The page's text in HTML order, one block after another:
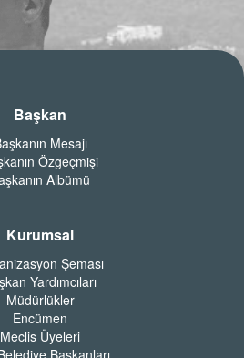
Başkan
Mesajı
Özgeçmişi
Albümü
Kurumsal
Şeması
Yardımcıları
Müdürlükler
Encümen
Meclis Üyeleri
Başkanları